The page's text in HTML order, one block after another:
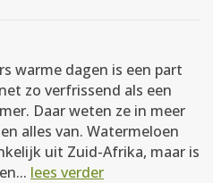
warme dagen is een part
zo verfrissend als een
Daar weten ze in meer
alles van. Watermeloen
uit Zuid-Afrika, maar is
lees verder